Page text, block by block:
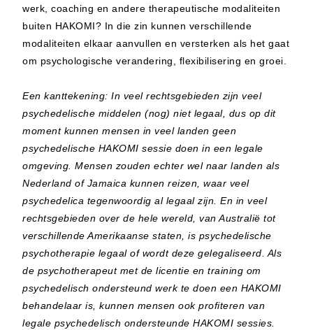
werk, coaching en andere therapeutische modaliteiten
buiten HAKOMI? In die zin kunnen verschillende
modaliteiten elkaar aanvullen en versterken als het gaat
om psychologische verandering, flexibilisering en groei.
Een kanttekening: In veel rechtsgebieden zijn veel
psychedelische middelen (nog) niet legaal, dus op dit
moment kunnen mensen in veel landen geen
psychedelische HAKOMI sessie doen in een legale
omgeving. Mensen zouden echter wel naar landen als
Nederland of Jamaica kunnen reizen, waar veel
psychedelica tegenwoordig al legaal zijn. En in veel
rechtsgebieden over de hele wereld, van Australië tot
verschillende Amerikaanse staten, is psychedelische
psychotherapie legaal of wordt deze gelegaliseerd. Als
de psychotherapeut met de licentie en training om
psychedelisch ondersteund werk te doen een HAKOMI
behandelaar is, kunnen mensen ook profiteren van
legale psychedelisch ondersteunde HAKOMI sessies.